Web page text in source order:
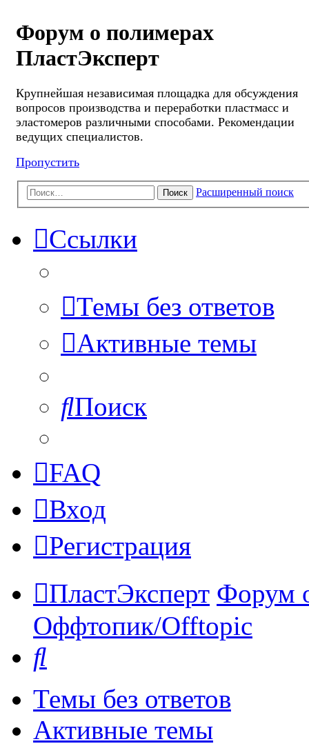
Форум о полимерах
ПластЭксперт
Крупнейшая независимая площадка для обсуждения
вопросов производства и переработки пластмасс и
эластомеров различными способами. Рекомендации
ведущих специалистов.
Пропустить
Поиск Расширенный поиск
Ссылки
Темы без ответов
Активные темы
Поиск
FAQ
Вход
Регистрация
ПластЭксперт Форум
Оффтопик/Offtopic
Темы без ответов
Активные темы